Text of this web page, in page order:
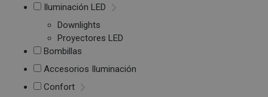
Iluminación LED
Downlights
Proyectores LED
Bombillas
Accesorios Iluminación
Confort